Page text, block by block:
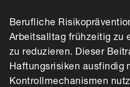
Berufliche
Arbeitsalltag frühzeitig zu
zu reduzieren. Dieser
Haftungsrisiken ausfindig
Kontrollmechanismen